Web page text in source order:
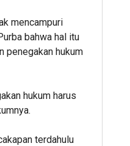
mencampuri
bahwa hal itu
penegakan hukum
hukum harus
terdahulu